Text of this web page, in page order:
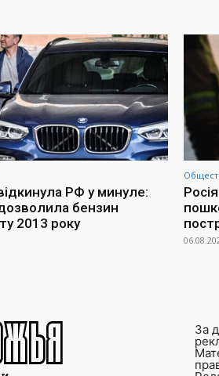
РФ у минуле:
бензин
2013 року
За